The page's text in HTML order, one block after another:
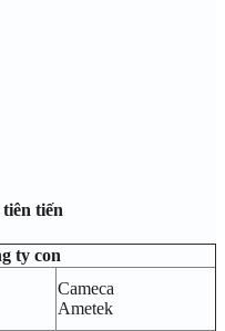
tiến
ty con
Cameca
Ametek